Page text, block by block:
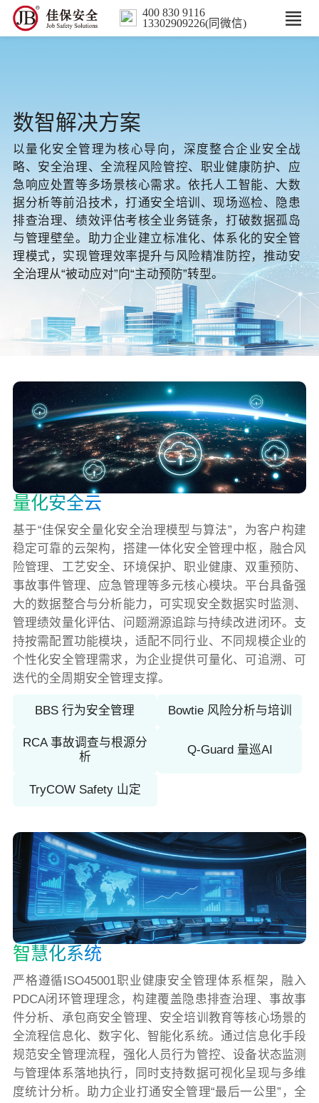
400 830 9116
13302909226(同微信)
数智解决方案
行业案例
培训
人力服务
关于佳保
EN
数智解决方案
以量化安全管理为核心导向，深度整合企业安全战
略、安全治理、全流程风险管控、职业健康防护、应
急响应处置等多场景核心需求。依托人工智能、大数
据分析等前沿技术，打通安全培训、现场巡检、隐患
排查治理、绩效评估考核全业务链条，打破数据孤岛
与管理壁垒。助力企业建立标准化、体系化的安全管
理模式，实现管理效率提升与风险精准防控，推动安
全治理从“被动应对”向“主动预防”转型。
量化安全云
基于“佳保安全量化安全治理模型与算法”，为客户构建
稳定可靠的云架构，搭建一体化安全管理中枢，融合风
险管理、工艺安全、环境保护、职业健康、双重预防、
事故事件管理、应急管理等多元核心模块。平台具备强
大的数据整合与分析能力，可实现安全数据实时监测、
管理绩效量化评估、问题溯源追踪与持续改进闭环。支
持按需配置功能模块，适配不同行业、不同规模企业的
个性化安全管理需求，为企业提供可量化、可追溯、可
迭代的全周期安全管理支撑。
BBS 行为安全管理 Bowtie 风险分析与培训
RCA 事故调查与根源分
析
Q-Guard 量巡AI
TryCOW Safety 山定
智慧化系统
严格遵循ISO45001职业健康安全管理体系框架，融入
PDCA闭环管理理念，构建覆盖隐患排查治理、事故事
件分析、承包商安全管理、安全培训教育等核心场景的
全流程信息化、数字化、智能化系统。通过信息化手段
规范安全管理流程，强化人员行为管控、设备状态监测
与管理体系落地执行，同时支持数据可视化呈现与多维
度统计分析。助力企业打通安全管理“最后一公里”，全